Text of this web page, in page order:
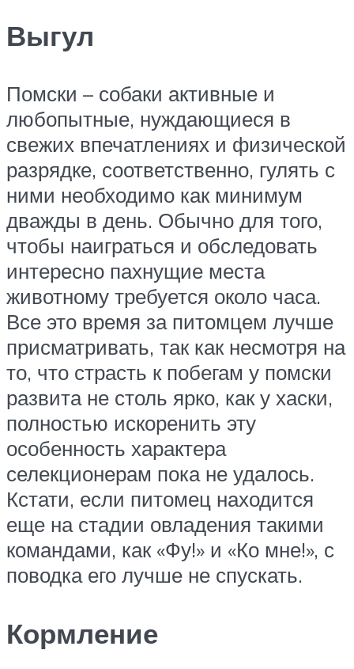
Выгул
Помски – собаки активные и
любопытные, нуждающиеся в
свежих впечатлениях и физической
разрядке, соответственно, гулять с
ними необходимо как минимум
дважды в день. Обычно для того,
чтобы наиграться и обследовать
интересно пахнущие места
животному требуется около часа.
Все это время за питомцем лучше
присматривать, так как несмотря на
то, что страсть к побегам у помски
развита не столь ярко, как у хаски,
полностью искоренить эту
особенность характера
селекционерам пока не удалось.
Кстати, если питомец находится
еще на стадии овладения такими
командами, как «Фу!» и «Ко мне!», с
поводка его лучше не спускать.
Кормление